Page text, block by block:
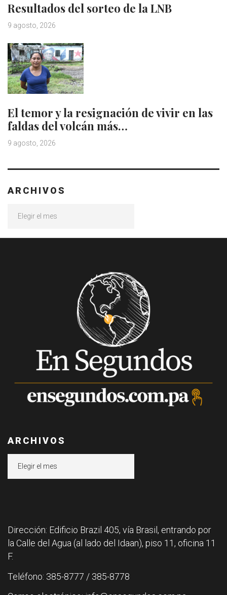
Resultados del sorteo de la LNB
9 agosto, 2026
El temor y la resignación de vivir en las
faldas del volcán más…
9 agosto, 2026
ARCHIVOS
ARCHIVOS
Dirección: Edificio Brazil 405, vía Brasil, entrando por
la Calle del Agua (al lado del Idaan), piso 11, oficina 11
F.
Teléfono: 385-8777 / 385-8778